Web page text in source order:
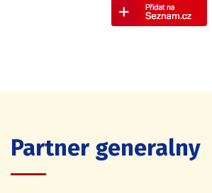
Partner generalny